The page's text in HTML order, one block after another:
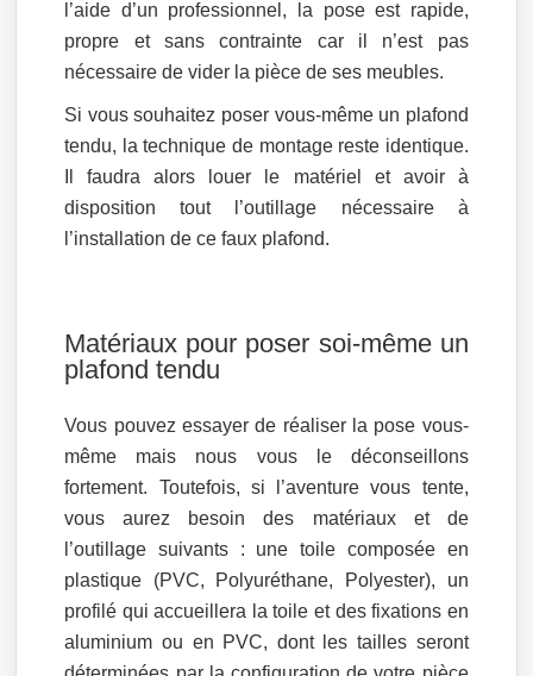
l’aide d’un professionnel, la pose est rapide,
propre et sans contrainte car il n’est pas
nécessaire de vider la pièce de ses meubles.
Si vous souhaitez poser vous-même un plafond
tendu, la technique de montage reste identique.
Il faudra alors louer le matériel et avoir à
disposition tout l’outillage nécessaire à
l’installation de ce faux plafond.
Matériaux pour poser soi-même un
plafond tendu
Vous pouvez essayer de réaliser la pose vous-
même mais nous vous le déconseillons
fortement. Toutefois, si l’aventure vous tente,
vous aurez besoin des matériaux et de
l’outillage suivants : une toile composée en
plastique (PVC, Polyuréthane, Polyester), un
profilé qui accueillera la toile et des fixations en
aluminium ou en PVC, dont les tailles seront